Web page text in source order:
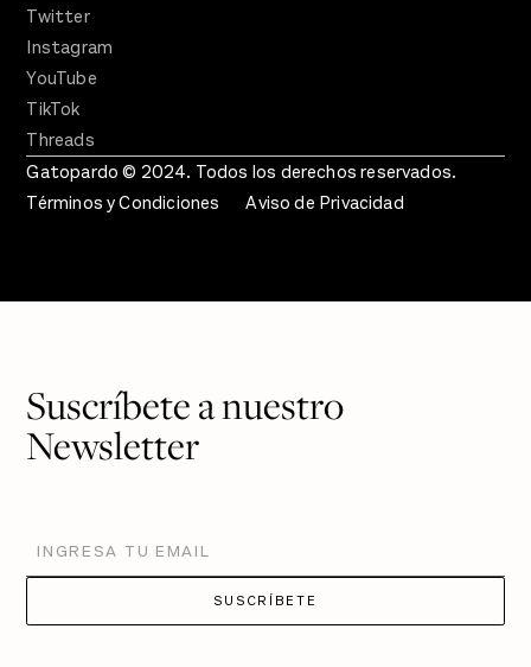
Twitter
Instagram
YouTube
TikTok
Threads
Gatopardo © 2024. Todos los derechos reservados.
Términos y Condiciones
Aviso de Privacidad
Suscríbete a nuestro
Newsletter